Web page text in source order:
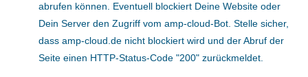
abrufen können. Eventuell blockiert Deine Website oder
Dein Server den Zugriff vom amp-cloud-Bot. Stelle sicher,
dass amp-cloud.de nicht blockiert wird und der Abruf der
Seite einen HTTP-Status-Code "200" zurückmeldet.